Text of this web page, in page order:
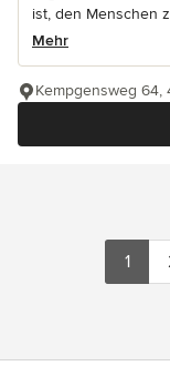
ist, den Menschen
Mehr
Kempgensweg 64,
1